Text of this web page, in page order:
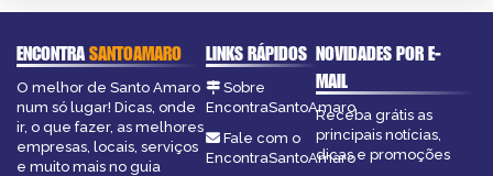
ENCONTRASANTOAMARO
O melhor de Santo Amaro
num só lugar! Dicas, onde
ir, o que fazer, as melhores
empresas, locais, serviços
e muito mais no guia
LINKS RÁPIDOS
Sobre
EncontraSantoAmaro
Fale com o
EncontraSantoAmaro
NOVIDADES POR E-
MAIL
Receba grátis as
principais notícias,
dicas e promoções